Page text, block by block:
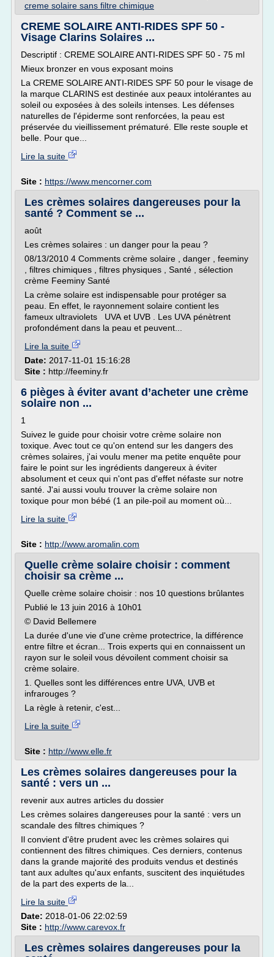
creme solaire sans filtre chimique
CREME SOLAIRE ANTI-RIDES SPF 50 -
Visage Clarins Solaires ...
Descriptif : CREME SOLAIRE ANTI-RIDES SPF 50 - 75 ml
Mieux bronzer en vous exposant moins
La CREME SOLAIRE ANTI-RIDES SPF 50 pour le visage de
la marque CLARINS est destinée aux peaux intolérantes au
soleil ou exposées à des soleils intenses. Les défenses
naturelles de l'épiderme sont renforcées, la peau est
préservée du vieillissement prématuré. Elle reste souple et
belle. Pour que...
Lire la suite
Site : https://www.mencorner.com
Les crèmes solaires dangereuses pour la
santé ? Comment se ...
août
Les crèmes solaires : un danger pour la peau ?
08/13/2010 4 Comments crème solaire , danger , feeminy
, filtres chimiques , filtres physiques , Santé , sélection
crème Feeminy Santé
La crème solaire est indispensable pour protéger sa
peau. En effet, le rayonnement solaire contient les
fameux ultraviolets UVA et UVB . Les UVA pénètrent
profondément dans la peau et peuvent...
Lire la suite
Date: 2017-11-01 15:16:28
Site : http://feeminy.fr
6 pièges à éviter avant d’acheter une crème
solaire non ...
1
Suivez le guide pour choisir votre crème solaire non
toxique. Avec tout ce qu'on entend sur les dangers des
crèmes solaires, j'ai voulu mener ma petite enquête pour
faire le point sur les ingrédients dangereux à éviter
absolument et ceux qui n'ont pas d'effet néfaste sur notre
santé. J'ai aussi voulu trouver la crème solaire non
toxique pour mon bébé (1 an pile-poil au moment où...
Lire la suite
Site : http://www.aromalin.com
Quelle crème solaire choisir : comment
choisir sa crème ...
Quelle crème solaire choisir : nos 10 questions brûlantes
Publié le 13 juin 2016 à 10h01
© David Bellemere
La durée d'une vie d'une crème protectrice, la différence
entre filtre et écran... Trois experts qui en connaissent un
rayon sur le soleil vous dévoilent comment choisir sa
crème solaire.
1. Quelles sont les différences entre UVA, UVB et
infrarouges ?
La règle à retenir, c'est...
Lire la suite
Site : http://www.elle.fr
Les crèmes solaires dangereuses pour la
santé : vers un ...
revenir aux autres articles du dossier
Les crèmes solaires dangereuses pour la santé : vers un
scandale des filtres chimiques ?
Il convient d'être prudent avec les crèmes solaires qui
contiennent des filtres chimiques. Ces derniers, contenus
dans la grande majorité des produits vendus et destinés
tant aux adultes qu'aux enfants, suscitent des inquiétudes
de la part des experts de la...
Lire la suite
Date: 2018-01-06 22:02:59
Site : http://www.carevox.fr
Les crèmes solaires dangereuses pour la